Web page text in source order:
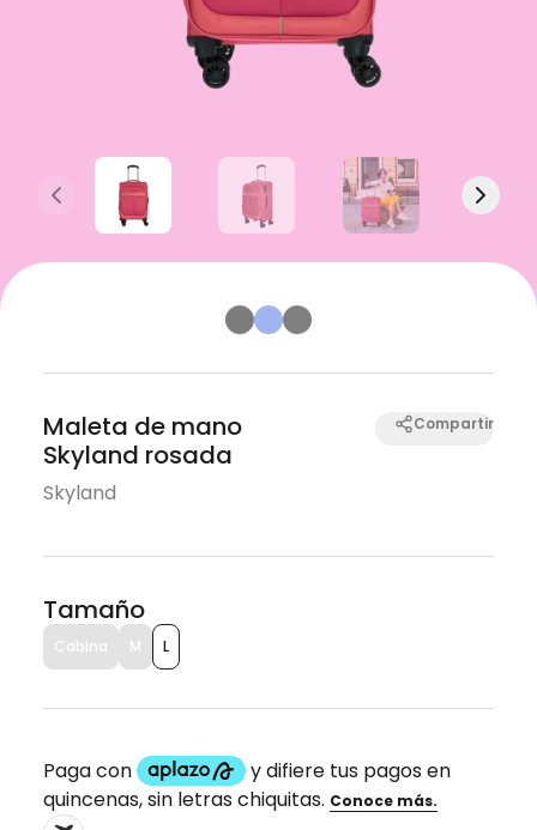
Previous slide Next
Maleta de mano
Skyland rosada
Skyland
Compartir
Tamaño
Cabina L
M